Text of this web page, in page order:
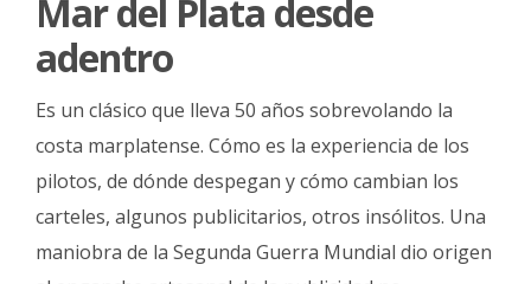
Mundo
La
Cultura
Tecnología
Gastronomía
Mar del Plata desde
adentro
Es un clásico que lleva 50 años sobrevolando la
costa marplatense. Cómo es la experiencia de los
pilotos, de dónde despegan y cómo cambian los
carteles, algunos publicitarios, otros insólitos. Una
maniobra de la Segunda Guerra Mundial dio origen